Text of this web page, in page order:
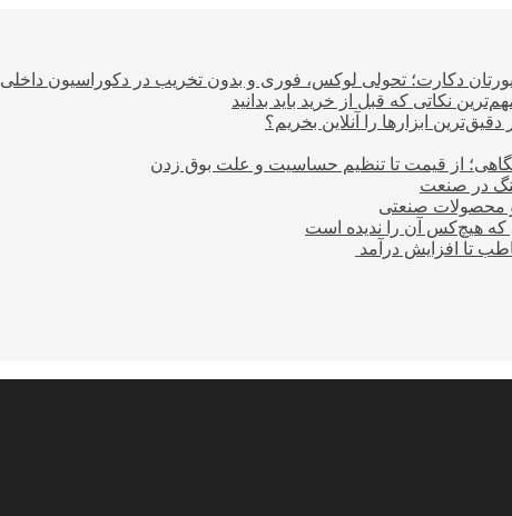
یورتان دکارت؛ تحولی لوکس، فوری و بدون تخریب در دکوراسیون داخلی
نکاتی که قبل از خرید باید بدانید
ابزارها را آنلاین بخریم؟
از قیمت تا تنظیم حساسیت و علت بوق زدن
در صنعت
و محصولات صنعتی
هیچ‌کس آن را ندیده است